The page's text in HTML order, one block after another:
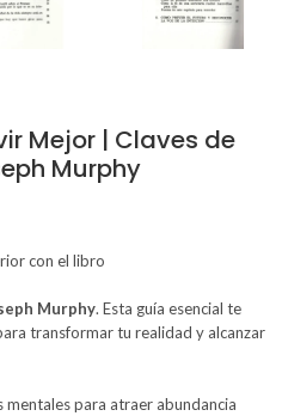
Mejor | Claves de
Murphy
con el libro
Murphy. Esta guía esencial te
transformar tu realidad y alcanzar
mentales para atraer abundancia